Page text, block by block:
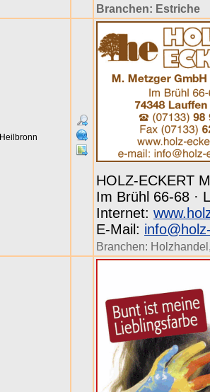
Branchen: Estriche
Heilbronn
HOLZ-ECKERT
Im Brühl 66-68 ·
Internet:
E-Mail:
Branchen: Holzhandel